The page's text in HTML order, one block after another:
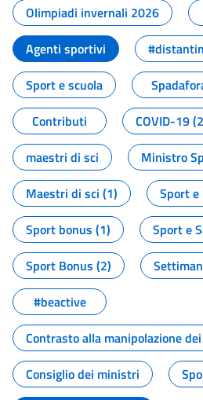
Olimpiadi invernali 2026
Agenti sportivi
Sport e scuola
Contributi
COVID-19
maestri di sci
Ministro
Maestri di sci (1)
Sport
Sport bonus (1)
Sport e
Sport Bonus (2)
#beactive
Contrasto alla manipolazione
Consiglio dei ministri